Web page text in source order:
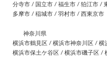
分寺市 / 国立市 / 福生市 / 狛江市 /
多摩市 / 稲城市 / 羽村市 / 西東京市
神奈川県
横浜市鶴見区 / 横浜市神奈川区 /
横浜市保土ケ谷区 / 横浜市磯子区 /